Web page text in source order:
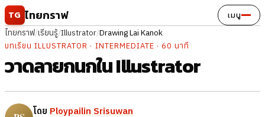
ข้ามไปยังเนื้อหา
TG ไทยกราฟ เมนู
ไทยกราฟ/เรียนรู้/Illustrator/Drawing Lai Kanok
บทเรียน ILLUSTRATOR · INTERMEDIATE · 60 นาที
วาดลายกนกใน Illustrator
โดย Ploypailin Srisuwan